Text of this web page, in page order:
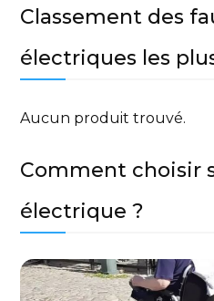
Classement des
électriques les
Aucun produit trouvé.
Comment choisir
électrique ?